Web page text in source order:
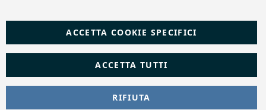
ACCETTA TUTTI
ACCETTA COOKIE SPECIFICI
RIFIUTA